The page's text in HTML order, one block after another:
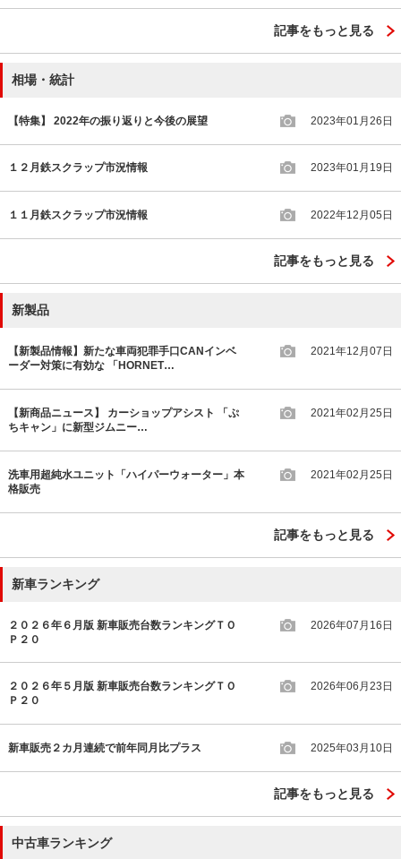
記事をもっと見る
相場・統計
【特集】 2022年の振り返りと今後の展望 2023年01月26日
１２月鉄スクラップ市況情報 2023年01月19日
１１月鉄スクラップ市況情報 2022年12月05日
記事をもっと見る
新製品
【新製品情報】新たな車両犯罪手口CANインベ
ーダー対策に有効な 「HORNET…
2021年12月07日
【新商品ニュース】 カーショップアシスト 「ぷ
ちキャン」に新型ジムニー…
2021年02月25日
洗車用超純水ユニット「ハイパーウォーター」本
格販売
2021年02月25日
記事をもっと見る
新車ランキング
２０２６年６月版 新車販売台数ランキングＴＯ
Ｐ２０
2026年07月16日
２０２６年５月版 新車販売台数ランキングＴＯ
Ｐ２０
2026年06月23日
新車販売２カ月連続で前年同月比プラス 2025年03月10日
記事をもっと見る
中古車ランキング